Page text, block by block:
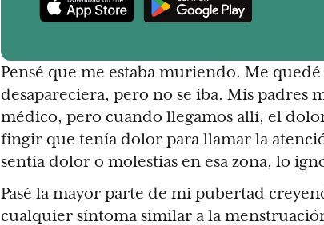
Pensé que me estaba muriendo. Me
desapareciera, pero no se iba. Mis padres
médico, pero cuando llegamos allí, el
fingir que tenía dolor para llamar la
sentía dolor o molestias en esa zona, lo
Pasé la mayor parte de mi pubertad
cualquier síntoma similar a la